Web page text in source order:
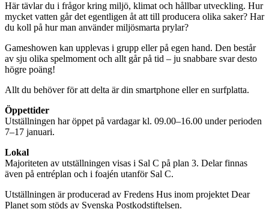
Här tävlar du i frågor kring miljö, klimat och hållbar utveckling. Hur
mycket vatten går det egentligen åt att till producera olika saker? Har
du koll på hur man använder miljösmarta prylar?
Gameshowen kan upplevas i grupp eller på egen hand. Den består
av sju olika spelmoment och allt går på tid – ju snabbare svar desto
högre poäng!
Allt du behöver för att delta är din smartphone eller en surfplatta.
Öppettider
Utställningen har öppet på vardagar kl. 09.00–16.00 under perioden
7–17 januari.
Lokal
Majoriteten av utställningen visas i Sal C på plan 3. Delar finnas
även på entréplan och i foajén utanför Sal C.
Utställningen är producerad av Fredens Hus inom projektet Dear
Planet som stöds av Svenska Postkodstiftelsen.